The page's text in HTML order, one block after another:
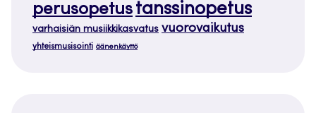
perusopetus tanssinopetus
varhaisiän musiikkikasvatus vuorovaikutus
yhteismusisointi äänenkäyttö